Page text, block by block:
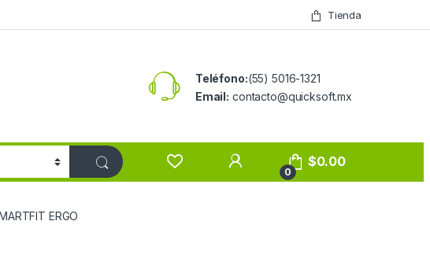
Tienda
Teléfono:(55) 5016-1321
Email: contacto@quicksoft.mx
0
$0.00
ERGO